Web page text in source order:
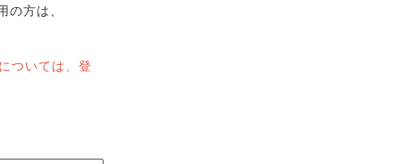
の方は、
ついては、登